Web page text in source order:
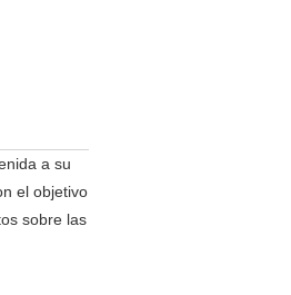
a su
el objetivo
sobre las